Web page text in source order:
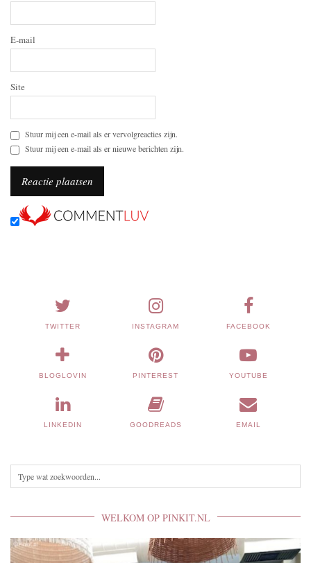
E-mail
Site
Stuur mij een e-mail als er vervolgreacties zijn.
Stuur mij een e-mail als er nieuwe berichten zijn.
TWITTER INSTAGRAM FACEBOOK
BLOGLOVIN PINTEREST YOUTUBE
LINKEDIN GOODREADS EMAIL
WELKOM OP PINKIT.NL